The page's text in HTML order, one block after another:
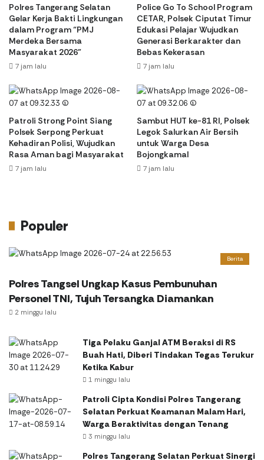
Polres Tangerang Selatan
Gelar Kerja Bakti Lingkungan
dalam Program “PMJ
Merdeka Bersama
Masyarakat 2026”
7 jam lalu
Police Go To School Program
CETAR, Polsek Ciputat Timur
Edukasi Pelajar Wujudkan
Generasi Berkarakter dan
Bebas Kekerasan
7 jam lalu
Patroli Strong Point Siang
Polsek Serpong Perkuat
Kehadiran Polisi, Wujudkan
Rasa Aman bagi Masyarakat
7 jam lalu
Sambut HUT ke-81 RI, Polsek
Legok Salurkan Air Bersih
untuk Warga Desa
Bojongkamal
7 jam lalu
Populer
Berita
Polres Tangsel Ungkap Kasus Pembunuhan
Personel TNI, Tujuh Tersangka Diamankan
2 minggu lalu
Tiga Pelaku Ganjal ATM Beraksi di RS
Buah Hati, Diberi Tindakan Tegas Terukur
Ketika Kabur
1 minggu lalu
Patroli Cipta Kondisi Polres Tangerang
Selatan Perkuat Keamanan Malam Hari,
Warga Beraktivitas dengan Tenang
3 minggu lalu
Polres Tangerang Selatan Perkuat Sinergi